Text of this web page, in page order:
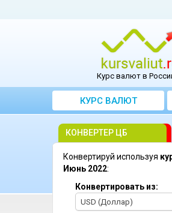
Курс валют в
КУРС ВАЛЮТ
КОНВЕРТЕР ЦБ
Конвертируй используя
Июнь 2022:
Конвертировать из:
USD (Доллар)